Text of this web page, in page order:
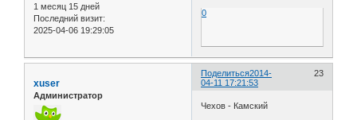
1 месяц 15 дней
Последний визит:
2025-04-06 19:29:05
0
Поделиться 23
2014-
04-11 17:21:53
xuser
Администратор
Чехов - Камский